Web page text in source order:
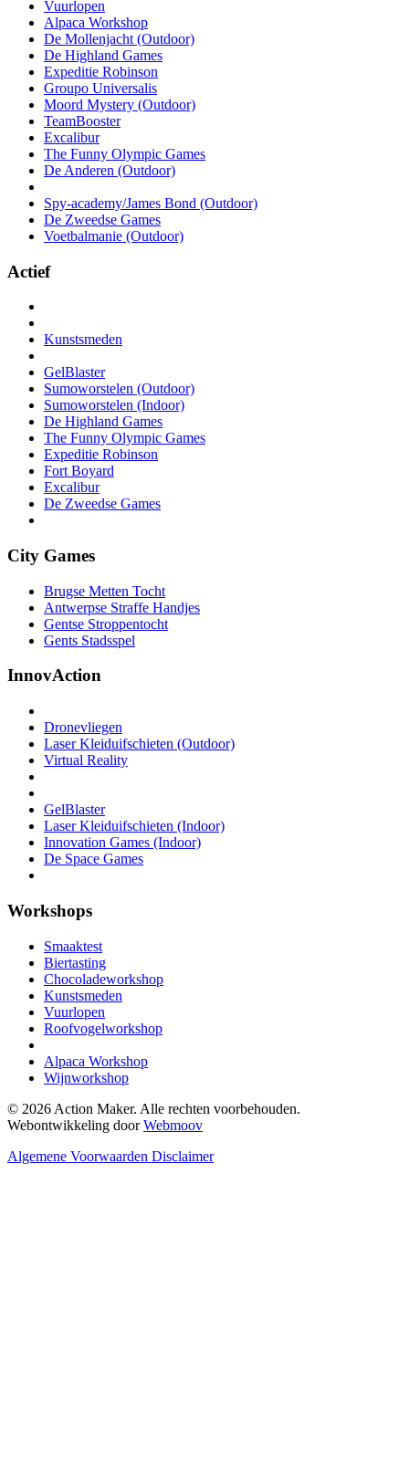
Vuurlopen
Alpaca Workshop
De Mollenjacht (Outdoor)
De Highland Games
Expeditie Robinson
Groupo Universalis
Moord Mystery (Outdoor)
TeamBooster
Excalibur
The Funny Olympic Games
De Anderen (Outdoor)
Spy-academy/James Bond (Outdoor)
De Zweedse Games
Voetbalmanie (Outdoor)
Actief
Kunstsmeden
GelBlaster
Sumoworstelen (Outdoor)
Sumoworstelen (Indoor)
De Highland Games
The Funny Olympic Games
Expeditie Robinson
Fort Boyard
Excalibur
De Zweedse Games
City Games
Brugse Metten Tocht
Antwerpse Straffe Handjes
Gentse Stroppentocht
Gents Stadsspel
InnovAction
Dronevliegen
Laser Kleiduifschieten (Outdoor)
Virtual Reality
GelBlaster
Laser Kleiduifschieten (Indoor)
Innovation Games (Indoor)
De Space Games
Workshops
Smaaktest
Biertasting
Chocoladeworkshop
Kunstsmeden
Vuurlopen
Roofvogelworkshop
Alpaca Workshop
Wijnworkshop
© 2026 Action Maker. Alle rechten voorbehouden.
Webontwikkeling doorWebmoov
Algemene Voorwaarden Disclaimer